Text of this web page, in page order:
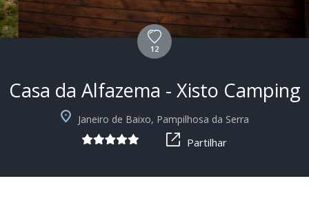
+6
12
Casa da Alfazema - Xisto Camping
Janeiro de Baixo, Pampilhosa da Serra
Partilhar